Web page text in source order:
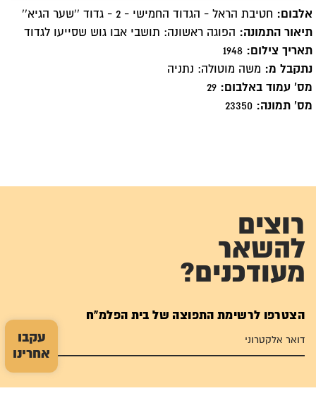
עקבו
אחרינו
אלבום: חטיבת הראל - הגדוד החמישי - 2 - גדוד ''שער הגיא''
תיאור התמונה:
הפוגה ראשונה: תושבי אבו גוש שסייעו לגדוד
תאריך צילום:
נתקבל מ: משה מוטולה: נתניה
מס' עמוד באלבום:
מס' תמונה:
רוצים
להשאר
מעודכנים?
הצטרפו לרשימת התפוצה של בית הפלמ"ח